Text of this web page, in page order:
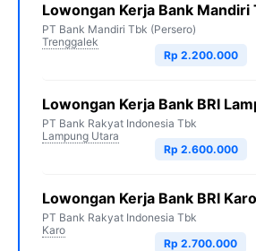
Lowongan Kerja Bank Mandiri
PT Bank Mandiri Tbk (Persero)
Trenggalek
Rp 2.200.000
Lowongan Kerja Bank BRI
PT Bank Rakyat Indonesia Tbk
Lampung Utara
Rp 2.600.000
Lowongan Kerja Bank BRI Karo
PT Bank Rakyat Indonesia Tbk
Karo
Rp 2.700.000